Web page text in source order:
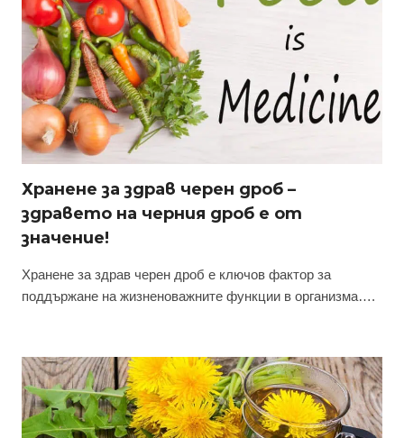
Хранене за здрав черен дроб –
здравето на черния дроб е от
значение!
Хранене за здрав черен дроб е ключов фактор за
поддържане на жизненоважните функции в организма….